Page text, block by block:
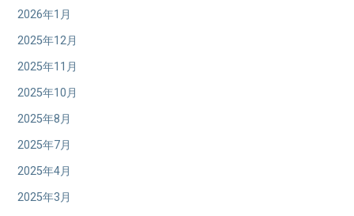
2026年1月
2025年12月
2025年11月
2025年10月
2025年8月
2025年7月
2025年4月
2025年3月